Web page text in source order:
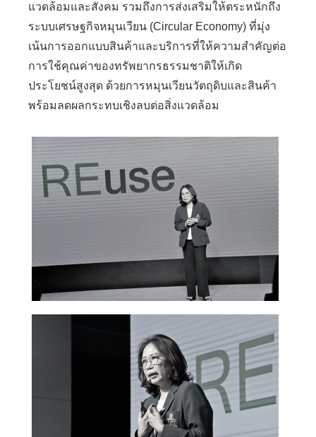
แวดล้อมและสังคม รวมถึงการส่งเสริมให้ตระหนักถึง
ระบบเศรษฐกิจหมุนเวียน (Circular Economy) ที่มุ่ง
เน้นการออกแบบสินค้าและบริการที่ให้ความสำคัญต่อ
การใช้คุณค่าของทรัพยากรธรรมชาติให้เกิด
ประโยชน์สูงสุด ด้วยการหมุนเวียนวัตถุดิบและสินค้า
พร้อมลดผลกระทบเชิงลบต่อสิ่งแวดล้อม